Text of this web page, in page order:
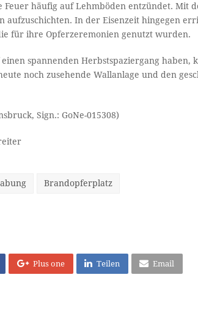
häufig auf Lehmböden entzündet. Mit
aufzuschichten. In der Eisenzeit hingegen
für ihre Opferzeremonien genutzt wurden.
einen spannenden Herbstspaziergang haben,
noch zusehende Wallanlage und den
Sign.: GoNe-015308)
Brandopferplatz
Plus one Teilen Email